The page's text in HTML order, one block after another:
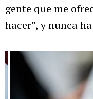
gente que me
hacer”, y nunca